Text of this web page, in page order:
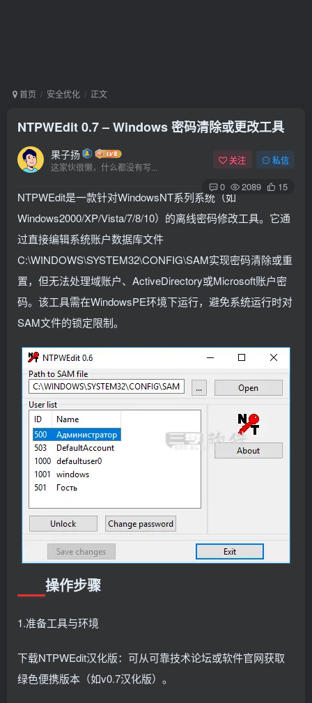
首页 安全优化 正文
NTPWEdit 0.7 – Windows 密码清除或更改工具
果子扬
这家伙很懒，什么都没有写...
关注 私信
0 2089 15
NTPWEdit是一款针对WindowsNT系列系统（如
Windows2000/XP/Vista/7/8/10）的离线密码修改工具。它通
过直接编辑系统账户数据库文件
C:\WINDOWS\SYSTEM32\CONFIG\SAM实现密码清除或重
置，但无法处理域账户、ActiveDirectory或Microsoft账户密
码。该工具需在WindowsPE环境下运行，避免系统运行时对
SAM文件的锁定限制。
操作步骤
1.准备工具与环境
下载NTPWEdit汉化版：可从可靠技术论坛或软件官网获取
绿色便携版本（如v0.7汉化版）。